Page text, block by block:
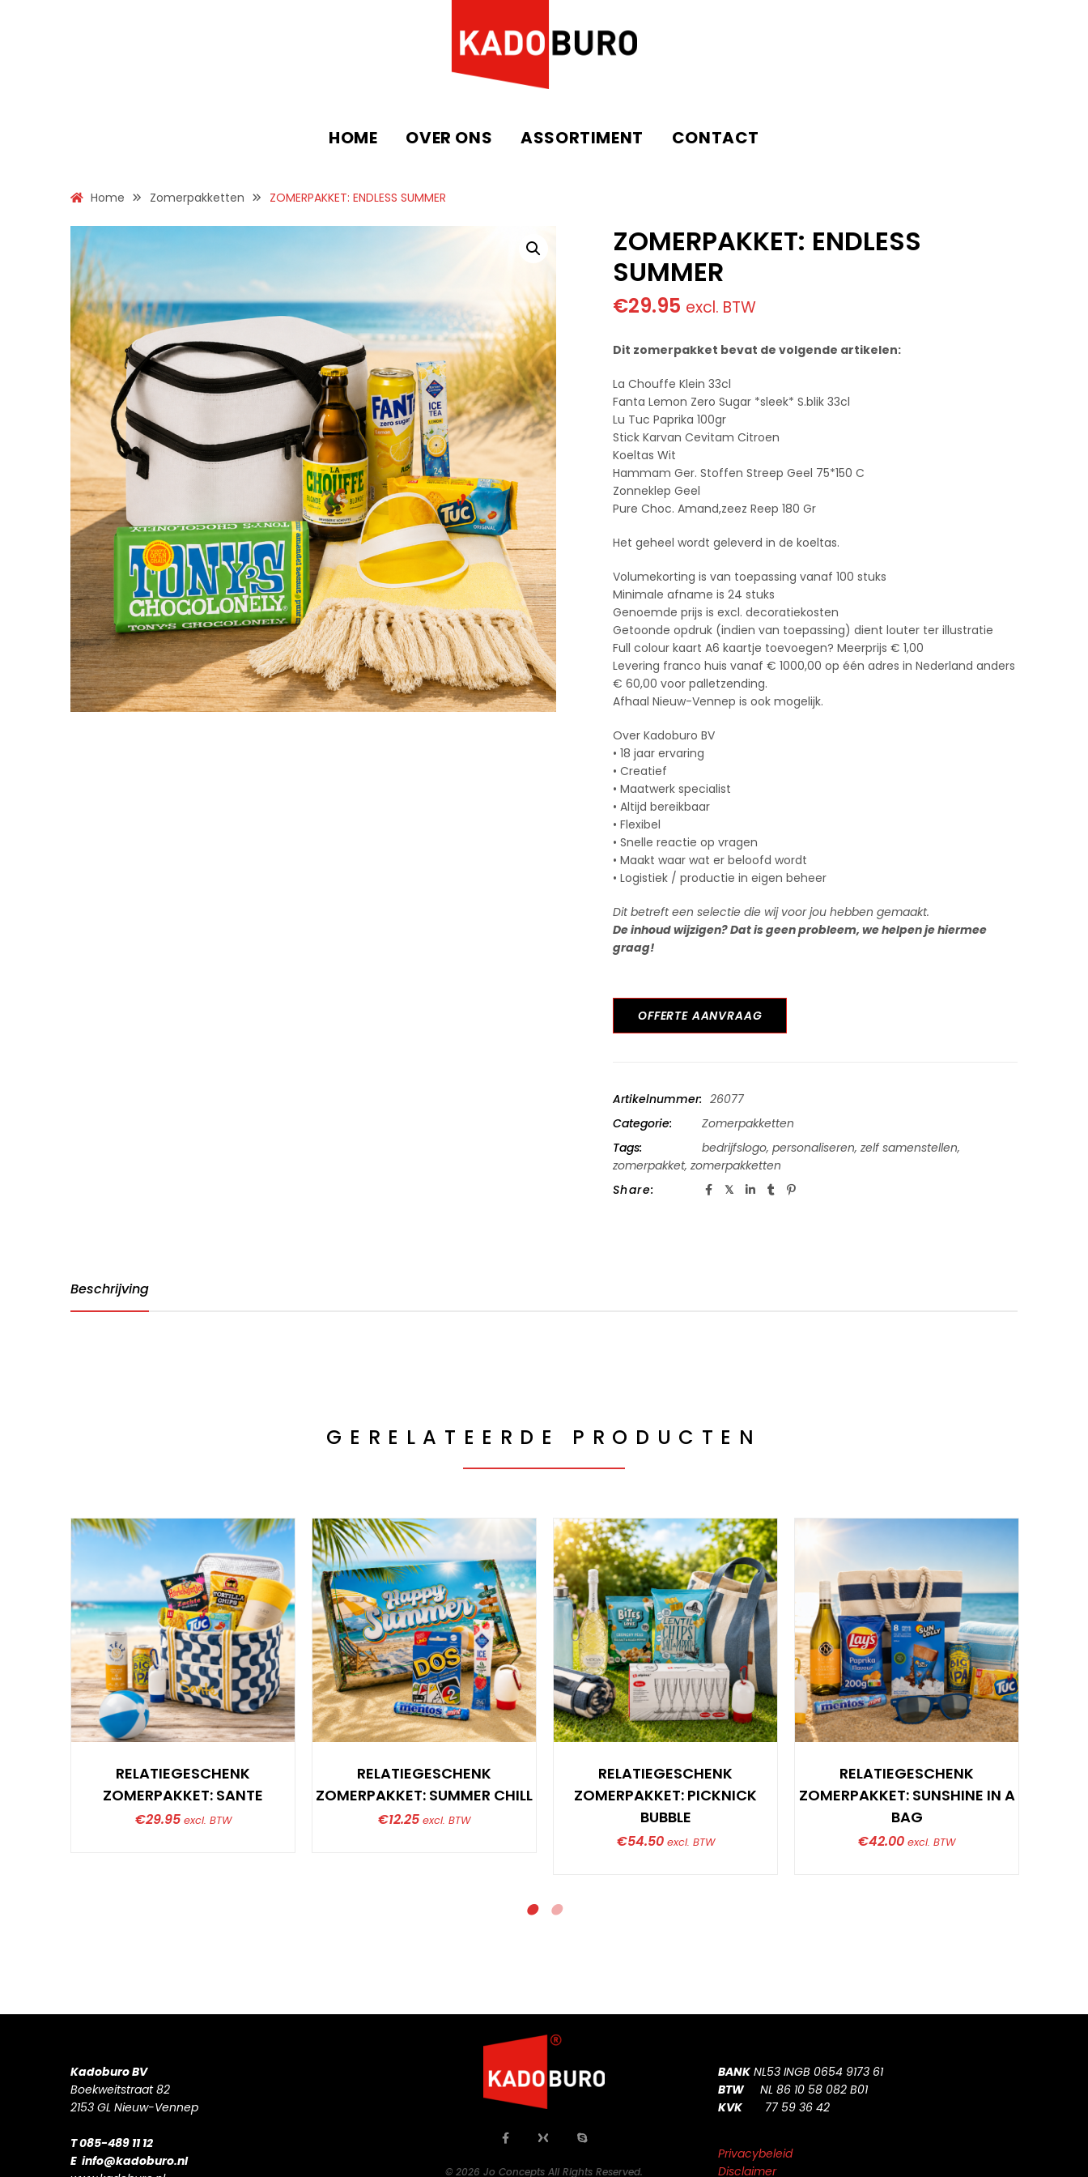
HOME OVER ONS ASSORTIMENT CONTACT
Home Zomerpakketten ZOMERPAKKET: ENDLESS SUMMER
ZOMERPAKKET: ENDLESS
SUMMER
€29.95 excl. BTW
Dit zomerpakket bevat de volgende artikelen:
La Chouffe Klein 33cl
Fanta Lemon Zero Sugar *sleek* S.blik 33cl
Lu Tuc Paprika 100gr
Stick Karvan Cevitam Citroen
Koeltas Wit
Hammam Ger. Stoffen Streep Geel 75*150 C
Zonneklep Geel
Pure Choc. Amand,zeez Reep 180 Gr
Het geheel wordt geleverd in de koeltas.
Volumekorting is van toepassing vanaf 100 stuks
Minimale afname is 24 stuks
Genoemde prijs is excl. decoratiekosten
Getoonde opdruk (indien van toepassing) dient louter ter illustratie
Full colour kaart A6 kaartje toevoegen? Meerprijs € 1,00
Levering franco huis vanaf € 1000,00 op één adres in Nederland anders
€ 60,00 voor palletzending.
Afhaal Nieuw-Vennep is ook mogelijk.
Over Kadoburo BV
• 18 jaar ervaring
• Creatief
• Maatwerk specialist
• Altijd bereikbaar
• Flexibel
• Snelle reactie op vragen
• Maakt waar wat er beloofd wordt
• Logistiek / productie in eigen beheer
Dit betreft een selectie die wij voor jou hebben gemaakt.
De inhoud wijzigen? Dat is geen probleem, we helpen je hiermee
graag!
OFFERTE AANVRAAG
Artikelnummer: 26077
Categorie:
Zomerpakketten
Tags:
bedrijfslogo, personaliseren, zelf samenstellen,
zomerpakket, zomerpakketten
Share:
Beschrijving
GERELATEERDE PRODUCTEN
RELATIEGESCHENK
ZOMERPAKKET: SANTE
€29.95 excl. BTW
RELATIEGESCHENK
ZOMERPAKKET: SUMMER CHILL
€12.25 excl. BTW
RELATIEGESCHENK
ZOMERPAKKET: PICKNICK
BUBBLE
€54.50 excl. BTW
RELATIEGESCHENK
ZOMERPAKKET: SUNSHINE IN A
BAG
€42.00 excl. BTW
Kadoburo BV
Boekweitstraat 82
2153 GL Nieuw-Vennep
T 085-489 11 12
E info@kadoburo.nl
BANK NL53 INGB 0654 9173 61
BTWNL 86 10 58 082 B01
KVK 77 59 36 42
Privacybeleid
Disclaimer
© 2026 Jo Concepts All Rights Reserved.